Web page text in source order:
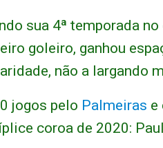
sua 4ª temporada
goleiro, ganhou
não a largando
jogos pelo Palmeiras e
coroa de 2020: